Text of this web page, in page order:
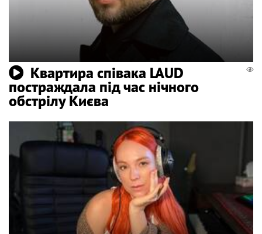
Квартира співака LAUD
постраждала під час нічного
обстрілу Києва